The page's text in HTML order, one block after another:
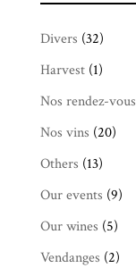
Divers (32)
Harvest(1)
Nos rendez-vous
Nos vins (20)
Others (13)
Our events (9)
Our wines (5)
Vendanges (2)